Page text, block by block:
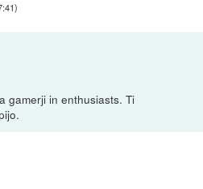
)
gamerji in enthusiasts. Ti